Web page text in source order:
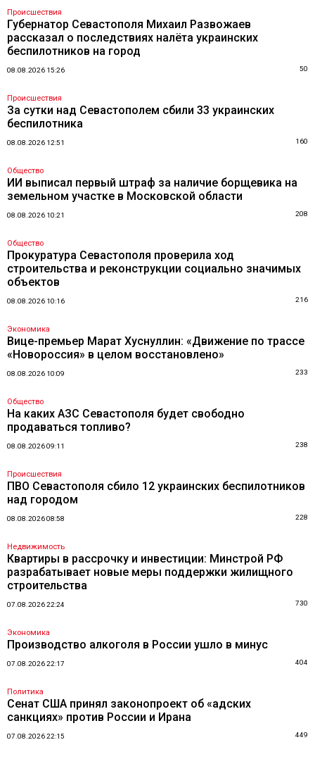
Происшествия
Губернатор Севастополя Михаил Развожаев
рассказал о последствиях налёта украинских
беспилотников на город
08.08.2026 15:26 50
Происшествия
За сутки над Севастополем сбили 33 украинских
беспилотника
08.08.2026 12:51 160
Общество
ИИ выписал первый штраф за наличие борщевика на
земельном участке в Московской области
08.08.2026 10:21 208
Общество
Прокуратура Севастополя проверила ход
строительства и реконструкции социально значимых
объектов
08.08.2026 10:16 216
Экономика
Вице-премьер Марат Хуснуллин: «Движение по трассе
«Новороссия» в целом восстановлено»
08.08.2026 10:09 233
Общество
На каких АЗС Севастополя будет свободно
продаваться топливо?
08.08.2026 09:11 238
Происшествия
ПВО Севастополя сбило 12 украинских беспилотников
над городом
08.08.2026 08:58 228
Недвижимость
Квартиры в рассрочку и инвестиции: Минстрой РФ
разрабатывает новые меры поддержки жилищного
строительства
07.08.2026 22:24 730
Экономика
Производство алкоголя в России ушло в минус
07.08.2026 22:17 404
Политика
Сенат США принял законопроект об «адских
санкциях» против России и Ирана
07.08.2026 22:15 449